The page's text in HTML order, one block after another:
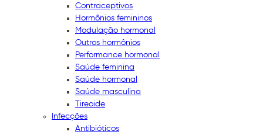
Contraceptivos
Hormônios femininos
Modulação hormonal
Outros hormônios
Performance hormonal
Saúde feminina
Saúde hormonal
Saúde masculina
Tireoide
Infecções
Antibióticos